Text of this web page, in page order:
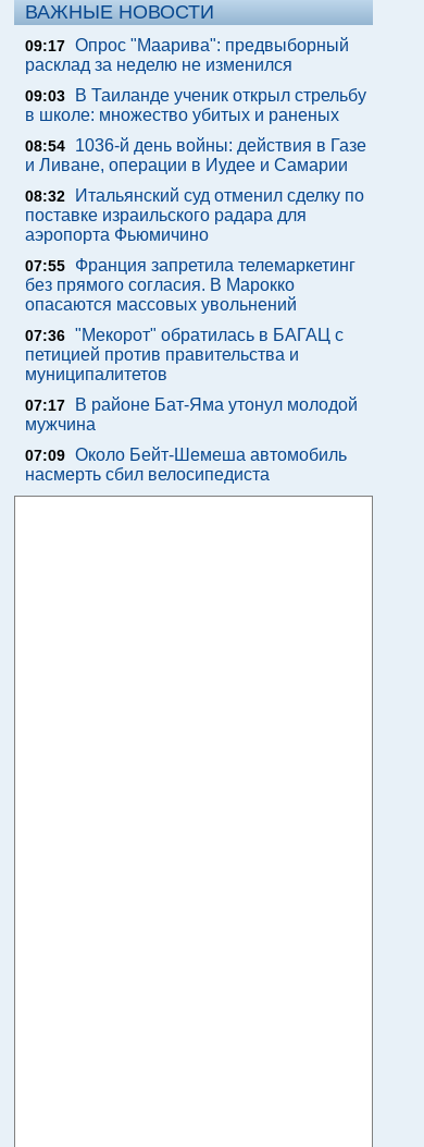
ВАЖНЫЕ НОВОСТИ
09:17 Опрос "Mаарива": предвыборный
расклад за неделю не изменился
09:03
В Таиланде ученик открыл стрельбу
в школе: множество убитых и раненых
08:54
1036-й день войны: действия в Газе
и Ливане, операции в Иудее и Самарии
08:32
Итальянский суд отменил сделку по
поставке израильского радара для
аэропорта Фьюмичино
07:55
Франция запретила телемаркетинг
без прямого согласия. В Марокко
опасаются массовых увольнений
07:36 "Мекорот" обратилась в БАГАЦ с
петицией против правительства и
муниципалитетов
07:17
В районе Бат-Яма утонул молодой
мужчина
07:09 Около Бейт-Шемеша автомобиль
насмерть сбил велосипедиста